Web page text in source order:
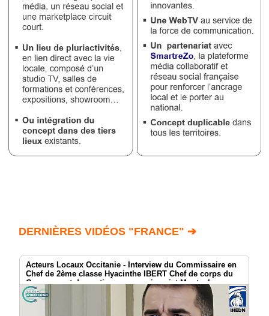
DERNIÈRES VIDÉOS "FRANCE" ➔
Acteurs Locaux Occitanie - Interview du Commissaire en
Chef de 2ème classe Hyacinthe IBERT Chef de corps du
Groupement de soutien au commissariat Montauban